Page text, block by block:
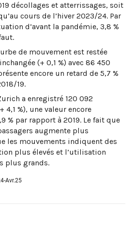
décollages et atterrissages, soit
cours de l’hiver 2023/24. Par
d’avant la pandémie, 3,8 %
de mouvement est restée
(+ 0,1 %) avec 86 450
encore un retard de 5,7 %
19.
a enregistré 120 092
4,1 %), une valeur encore
% par rapport à 2019. Le fait que
augmente plus
les mouvements indiquent des
plus élevés et l’utilisation
plus grands.